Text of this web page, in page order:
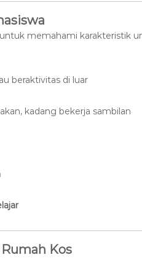
memahami karakteristik
beraktivitas di luar
kadang bekerja sambilan
Kos